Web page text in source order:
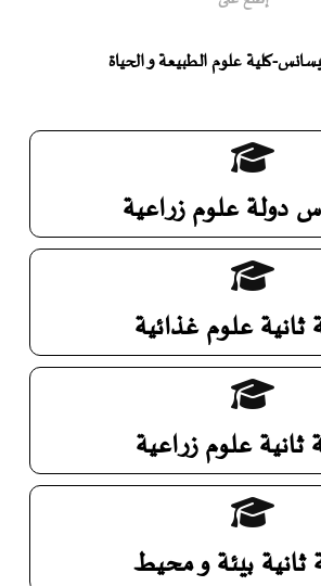
كلية علوم الطبيعة و الحياة
دولة علوم زراعية
ثانية علوم غذائية
ثانية علوم زراعية
ثانية بيئة و محيط